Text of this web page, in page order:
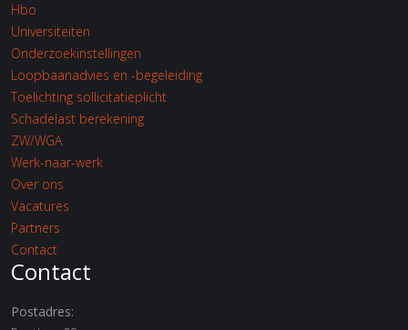
Hbo
Universiteiten
Onderzoekinstellingen
Loopbaanadvies en -begeleiding
Toelichting sollicitatieplicht
Schadelast berekening
ZW/WGA
Werk-naar-werk
Over ons
Vacatures
Partners
Contact
Contact
Postadres: